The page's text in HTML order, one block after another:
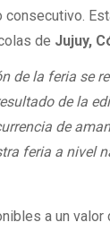
consecutivo.
de Jujuy,
de la feria se
de la
de
feria a nivel
a un